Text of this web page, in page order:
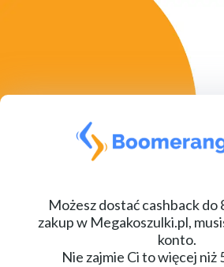
Możesz dostać cashback do
zakup w Megakoszulki.pl,
konto.
Nie zajmie Ci to więcej niż